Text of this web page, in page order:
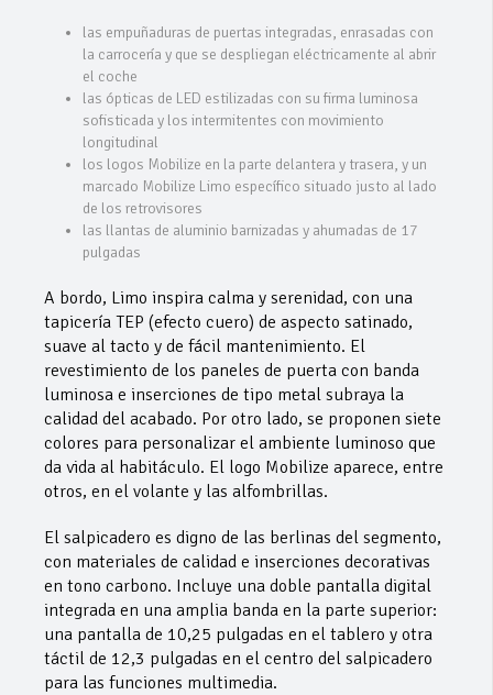
las empuñaduras de puertas integradas, enrasadas con
la carrocería y que se despliegan eléctricamente al abrir
el coche
las ópticas de LED estilizadas con su firma luminosa
sofisticada y los intermitentes con movimiento
longitudinal
los logos Mobilize en la parte delantera y trasera, y un
marcado Mobilize Limo específico situado justo al lado
de los retrovisores
las llantas de aluminio barnizadas y ahumadas de 17
pulgadas
A bordo, Limo inspira calma y serenidad, con una
tapicería TEP (efecto cuero) de aspecto satinado,
suave al tacto y de fácil mantenimiento. El
revestimiento de los paneles de puerta con banda
luminosa e inserciones de tipo metal subraya la
calidad del acabado. Por otro lado, se proponen siete
colores para personalizar el ambiente luminoso que
da vida al habitáculo. El logo Mobilize aparece, entre
otros, en el volante y las alfombrillas.
El salpicadero es digno de las berlinas del segmento,
con materiales de calidad e inserciones decorativas
en tono carbono. Incluye una doble pantalla digital
integrada en una amplia banda en la parte superior:
una pantalla de 10,25 pulgadas en el tablero y otra
táctil de 12,3 pulgadas en el centro del salpicadero
para las funciones multimedia.